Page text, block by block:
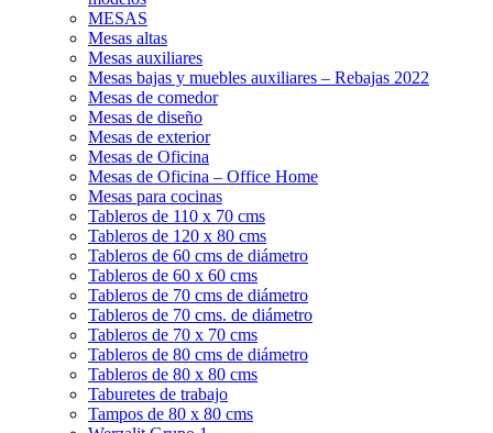
MESAS
Mesas altas
Mesas auxiliares
Mesas bajas y muebles auxiliares – Rebajas 2022
Mesas de comedor
Mesas de diseño
Mesas de exterior
Mesas de Oficina
Mesas de Oficina – Office Home
Mesas para cocinas
Tableros de 110 x 70 cms
Tableros de 120 x 80 cms
Tableros de 60 cms de diámetro
Tableros de 60 x 60 cms
Tableros de 70 cms de diámetro
Tableros de 70 cms. de diámetro
Tableros de 70 x 70 cms
Tableros de 80 cms de diámetro
Tableros de 80 x 80 cms
Taburetes de trabajo
Tampos de 80 x 80 cms